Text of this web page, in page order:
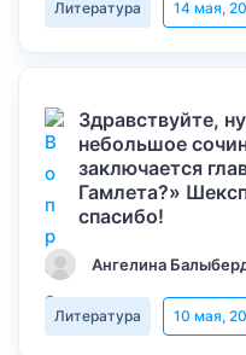
Литература 14 мая,
Здравствуйте,
небольшое
заключается
Гамлета?»
спасибо!
Ангелина
Литература 10 мая,